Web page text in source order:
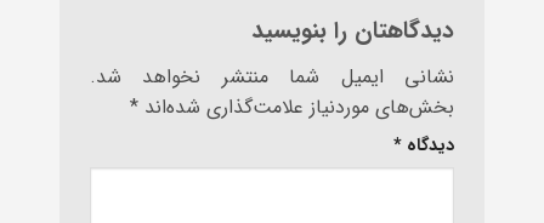
دیدگاهتان را بنویسید
نشانی ایمیل شما منتشر نخواهد شد.
بخش‌های موردنیاز علامت‌گذاری شده‌اند *
دیدگاه *